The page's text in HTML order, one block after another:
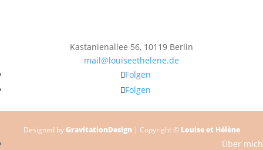
Kastanienallee 56, 10119 Berlin
mail@louiseethelene.de
Folgen
Folgen
Designed byGravitationDesign | Copyright © Louise et Hélène
Über mich